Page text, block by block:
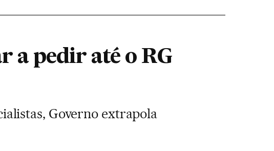
a pedir até o RG
Governo extrapola